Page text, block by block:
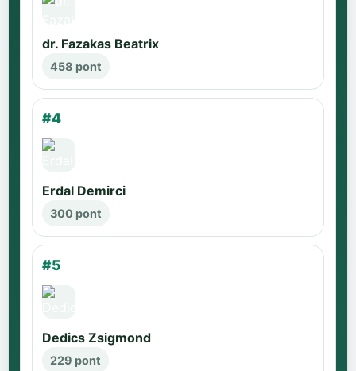
dr. Fazakas Beatrix
458 pont
#4
Erdal Demirci
300 pont
#5
Dedics Zsigmond
229 pont